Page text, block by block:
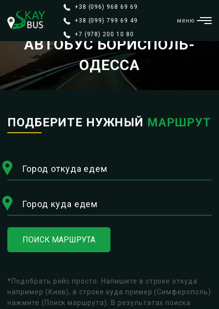
+38 (096) 968 69 69
+38 (099) 799 69 49
+7 (978) 200 10 80
меню
АВТОБУС БОРИСПОЛЬ-
ОДЕССА
ПОДБЕРИТЕ НУЖНЫЙ МАРШРУТ
Город откуда едем
Город куда едем
ПОИСК МАРШРУТА
*Подобрать рейс просто. Напишите в строке откуда
например (Киев), в строке куда пример (Симферополь)
нажмите (Поиск маршрута). В результатах поиска